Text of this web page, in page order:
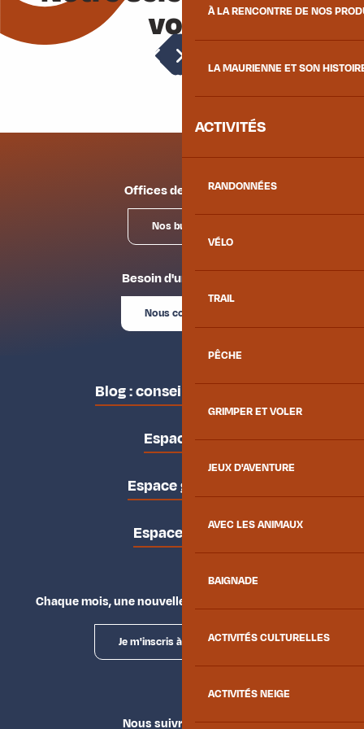
À LA RENCONTRE DE NOS
LA MAURIENNE ET SON
ACTIVITÉS
RANDONNÉES
VÉLO
TRAIL
PÊCHE
GRIMPER ET VOLER
JEUX D'AVENTURE
AVEC LES ANIMAUX
BAIGNADE
ACTIVITÉS CULTURELLES
ACTIVITÉS NEIGE
vous
Offices de tourisme
Nos bureaux
Besoin d'un conseil ?
Nous contacter
Blog : conseils des locaux
Espace pro
Espace groupes
Espace presse
Chaque mois, une nouvelle façon d'explorer la vallée.
Je m'inscris à la newsletter
Nous suivre